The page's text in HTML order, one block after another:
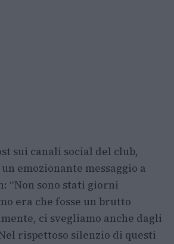
sui canali social del club,
emozionante messaggio a
“Non sono stati giorni
era che fosse un brutto
ci svegliamo anche dagli
rispettoso silenzio di questi